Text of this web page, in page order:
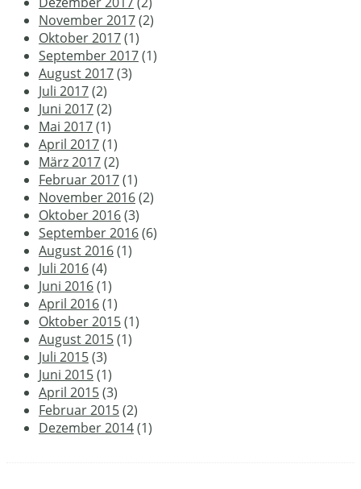
November 2017(2)
Oktober 2017(1)
September 2017(1)
August 2017(3)
Juli 2017(2)
Juni 2017(2)
Mai 2017(1)
April 2017(1)
März 2017(2)
Februar 2017(1)
November 2016(2)
Oktober 2016(3)
September 2016(6)
August 2016(1)
Juli 2016(4)
Juni 2016(1)
April 2016(1)
Oktober 2015(1)
August 2015(1)
Juli 2015(3)
Juni 2015(1)
April 2015(3)
Februar 2015(2)
Dezember 2014(1)